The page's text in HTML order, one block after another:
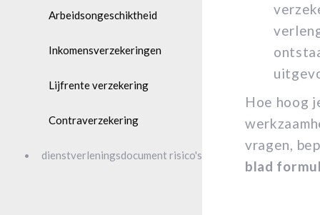
Arbeidsongeschiktheid
Inkomensverzekeringen
Lijfrente verzekering
Contraverzekering
dienstverleningsdocument risico's
Hoe hoog
vragen,
blad